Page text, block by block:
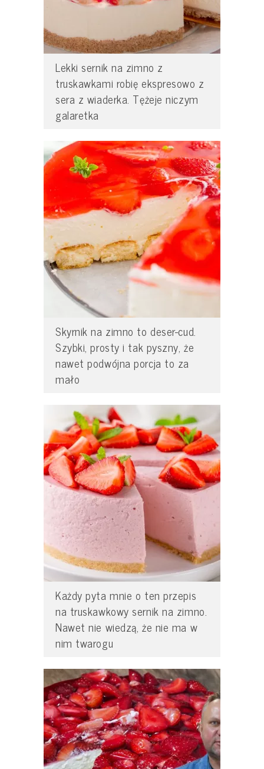
Lekki sernik na zimno z
truskawkami robię ekspresowo z
sera z wiaderka. Tężeje niczym
galaretka
Skyrnik na zimno to deser-cud.
Szybki, prosty i tak pyszny, że
nawet podwójna porcja to za
mało
Każdy pyta mnie o ten przepis
na truskawkowy sernik na zimno.
Nawet nie wiedzą, że nie ma w
nim twarogu